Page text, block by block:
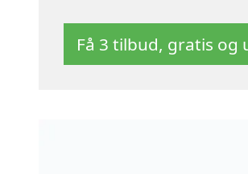
Få 3 tilbud, gratis